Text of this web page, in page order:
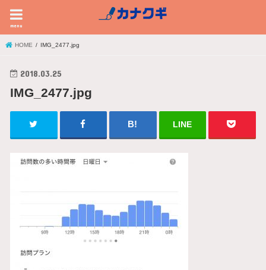
menu
HOME IMG_2477.jpg
2018.03.25
IMG_2477.jpg
LINE